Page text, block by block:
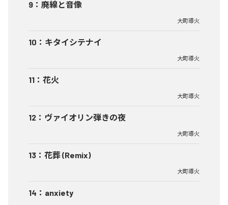
9 ： 廃線と音像
大町導火
10 ： キタイシテナイ
大町導火
11 ： 花火
大町導火
12 ： ヴァイオリン弾きの夜
大町導火
13 ： 花葬 (Remix)
大町導火
14 ： anxiety